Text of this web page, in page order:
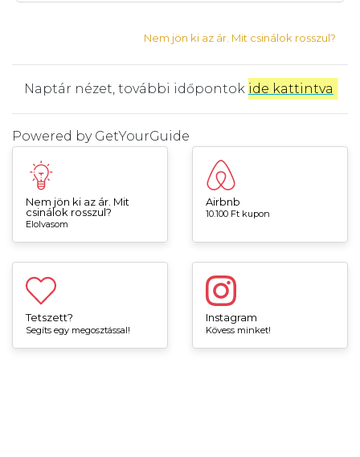
Nem jön ki az ár. Mit csinálok rosszul?
Naptár nézet, további időpontok ide kattintva
Powered by GetYourGuide
Nem jön ki az ár. Mit
csinálok rosszul?
Elolvasom
Airbnb
10.100 Ft kupon
Tetszett?
Segíts egy megosztással!
Instagram
Kövess minket!